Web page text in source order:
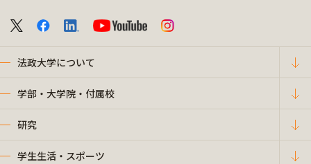
法政大学について
学部・大学院・付属校
研究
学生生活・スポーツ